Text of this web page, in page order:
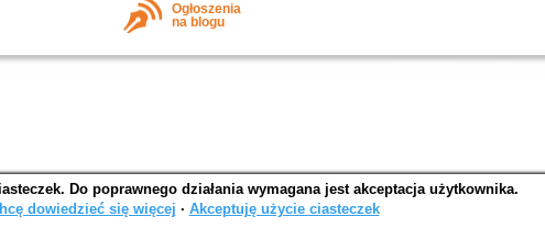
Ogłoszenia
na blogu
SOWA OPAC v. 6.11.4 (2026-05-31)
Wygenerowano w 0,3379 s.
Do poprawnego działania wymagana jest akceptacja użytkownika.
dowiedzieć się więcej ∙ Akceptuję użycie ciasteczek